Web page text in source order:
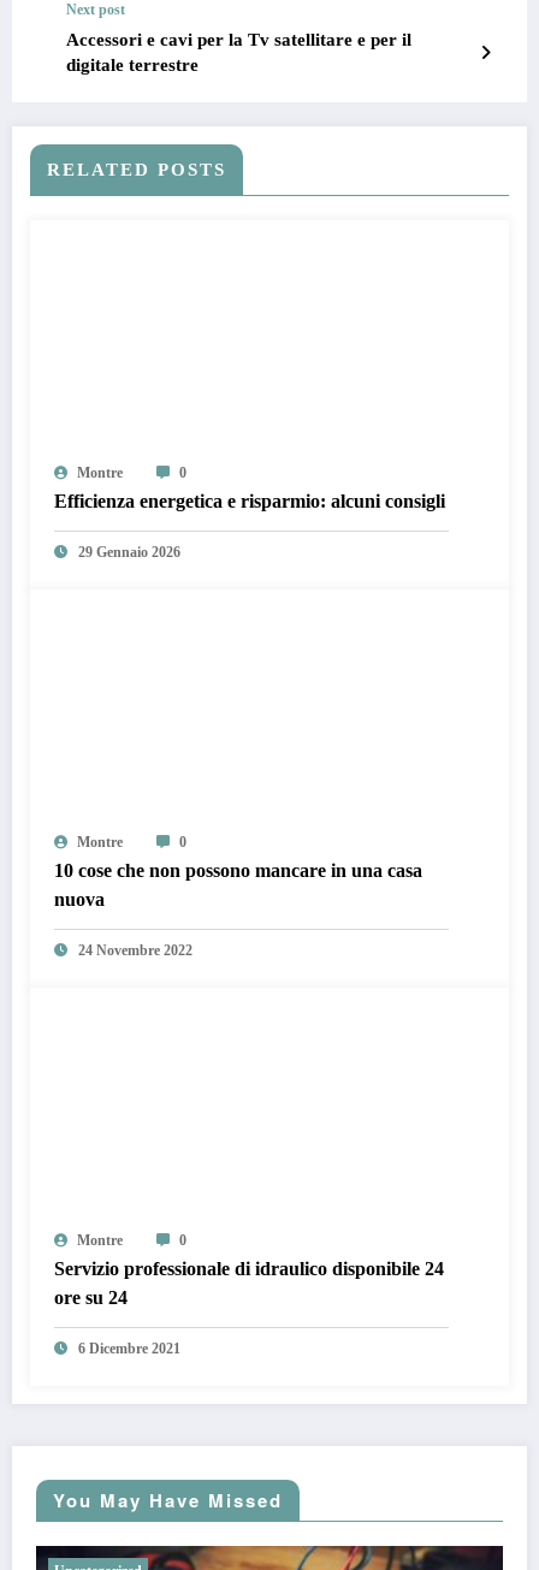
Next post
Accessori e cavi per la Tv satellitare e per il
digitale terrestre
RELATED POSTS
Montre 0
Efficienza energetica e risparmio: alcuni consigli
29 Gennaio 2026
Montre 0
10 cose che non possono mancare in una casa
nuova
24 Novembre 2022
Montre 0
Servizio professionale di idraulico disponibile 24
ore su 24
6 Dicembre 2021
You May Have Missed